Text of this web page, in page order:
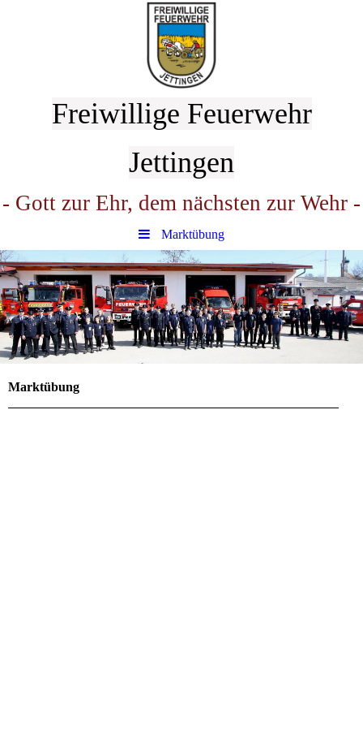
Freiwillige Feuerwehr
Jettingen
- Gott zur Ehr, dem nächsten zur Wehr -
Marktübung
Marktübung